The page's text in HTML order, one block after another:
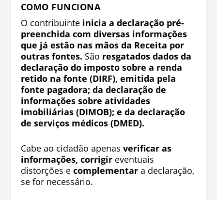
COMO FUNCIONA
O contribuinte inicia a declaração pré-
preenchida com diversas informações
que já estão nas mãos da Receita por
outras fontes. São resgatados dados da
declaração do imposto sobre a renda
retido na fonte (DIRF), emitida pela
fonte pagadora; da declaração de
informações sobre atividades
imobiliárias (DIMOB); e da declaração
de serviços médicos (DMED).
Cabe ao cidadão apenas verificar as
informações, corrigireventuais
distorções e complementara declaração,
se for necessário.